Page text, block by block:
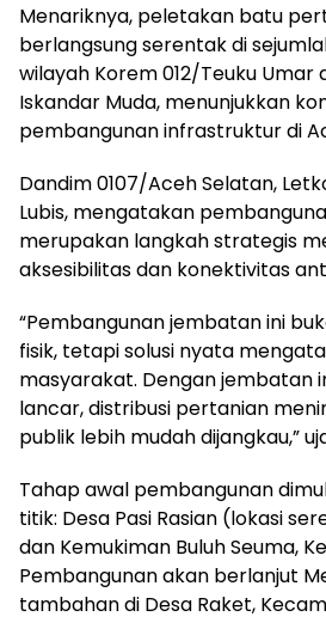
Menariknya, peletakan batu
berlangsung serentak di
wilayah Korem 012/Teuku Umar
Iskandar Muda, menunjukkan
pembangunan infrastruktur di
Dandim 0107/Aceh Selatan,
Lubis, mengatakan
merupakan langkah strategis
aksesibilitas dan konektivitas
“Pembangunan jembatan ini
fisik, tetapi solusi nyata
masyarakat. Dengan jembatan
lancar, distribusi pertanian
publik lebih mudah dijangkau,”
Tahap awal pembangunan
titik: Desa Pasi Rasian (lokasi
dan Kemukiman Buluh Seuma,
Pembangunan akan berlanjut
tambahan di Desa Raket,